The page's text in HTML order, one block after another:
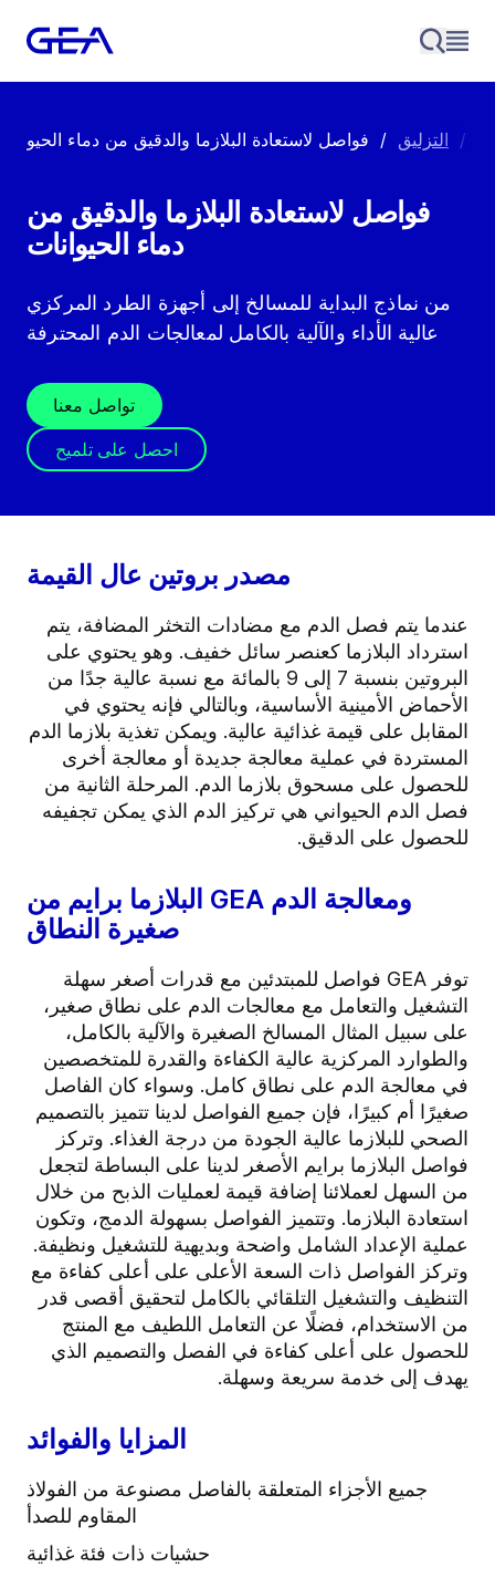
/ التزليق /
فواصل لاستعادة البلازما والدقيق من
دماء الحيوانات
من نماذج البداية للمسالخ إلى أجهزة الطرد المركزي
عالية الأداء والآلية بالكامل لمعالجات الدم المحترفة
تواصل معنا
احصل على تلميح
مصدر بروتين عال القيمة
عندما يتم فصل الدم مع مضادات التخثر المضافة، يتم
استرداد البلازما كعنصر سائل خفيف. وهو يحتوي على
البروتين بنسبة 7 إلى 9 بالمائة مع نسبة عالية جدًا من
الأحماض الأمينية الأساسية، وبالتالي فإنه يحتوي في
المقابل على قيمة غذائية عالية. ويمكن تغذية بلازما الدم
المستردة في عملية معالجة جديدة أو معالجة أخرى
للحصول على مسحوق بلازما الدم. المرحلة الثانية من
فصل الدم الحيواني هي تركيز الدم الذي يمكن تجفيفه
للحصول على الدقيق.
البلازما برايم من GEA ومعالجة الدم
صغيرة النطاق
توفر GEA فواصل للمبتدئين مع قدرات أصغر سهلة
التشغيل والتعامل مع معالجات الدم على نطاق صغير،
على سبيل المثال المسالخ الصغيرة والآلية بالكامل،
والطوارد المركزية عالية الكفاءة والقدرة للمتخصصين
في معالجة الدم على نطاق كامل. وسواء كان الفاصل
صغيرًا أم كبيرًا، فإن جميع الفواصل لدينا تتميز بالتصميم
الصحي للبلازما عالية الجودة من درجة الغذاء. وتركز
فواصل البلازما برايم الأصغر لدينا على البساطة لتجعل
من السهل لعملائنا إضافة قيمة لعمليات الذبح من خلال
استعادة البلازما. وتتميز الفواصل بسهولة الدمج، وتكون
عملية الإعداد الشامل واضحة وبديهية للتشغيل ونظيفة.
وتركز الفواصل ذات السعة الأعلى على أعلى كفاءة مع
التنظيف والتشغيل التلقائي بالكامل لتحقيق أقصى قدر
من الاستخدام، فضلًا عن التعامل اللطيف مع المنتج
للحصول على أعلى كفاءة في الفصل والتصميم الذي
يهدف إلى خدمة سريعة وسهلة.
المزايا والفوائد
جميع الأجزاء المتعلقة بالفاصل مصنوعة من الفولاذ
المقاوم للصدأ
حشيات ذات فئة غذائية